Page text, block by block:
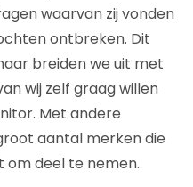
waarvan zij vonden
ontbreken. Dit
breiden we uit met
wij zelf graag willen
Met andere
aantal merken die
om deel te nemen.